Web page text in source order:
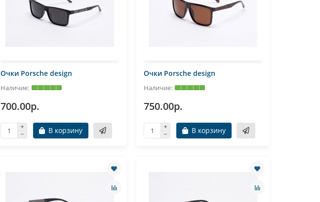
Очки Porsche design
700.00р.
В корзину
Очки Porsche design
750.00р.
В корзину